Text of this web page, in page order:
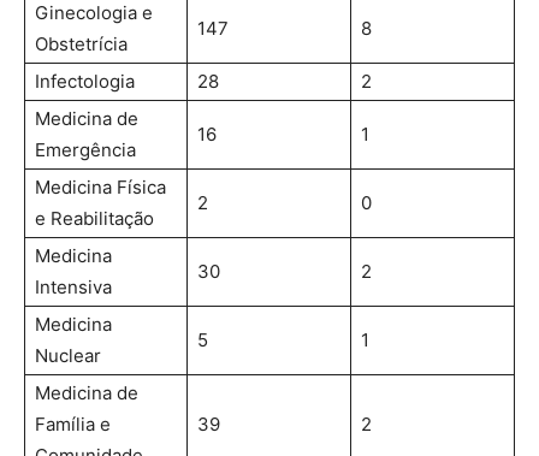
Ginecologia e
Obstetrícia
147 8
Infectologia 28
2
Medicina de
Emergência
16 1
Medicina Física
e Reabilitação
2 0
Medicina
Intensiva
30 2
Medicina
Nuclear
5 1
Medicina de
Família e
39 2